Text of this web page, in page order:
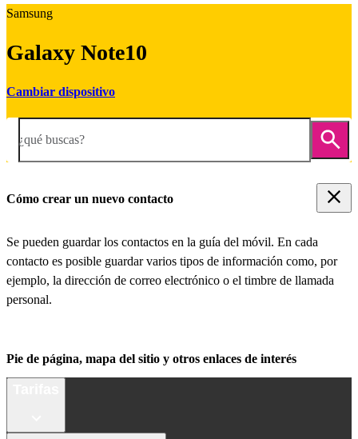
Samsung
Galaxy Note10
Cambiar dispositivo
¿qué buscas?
Cómo crear un nuevo contacto
Se pueden guardar los contactos en la guía del móvil. En cada
contacto es posible guardar varios tipos de información como, por
ejemplo, la dirección de correo electrónico o el timbre de llamada
personal.
Pie de página, mapa del sitio y otros enlaces de interés